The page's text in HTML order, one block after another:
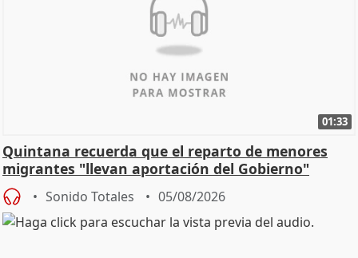
01:33
Quintana recuerda que el reparto de menores
migrantes "llevan aportación del Gobierno"
central
Sonido Totales 05/08/2026